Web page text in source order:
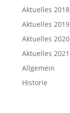
Aktuelles 2018
Aktuelles 2019
Aktuelles 2020
Aktuelles 2021
Allgemein
Historie